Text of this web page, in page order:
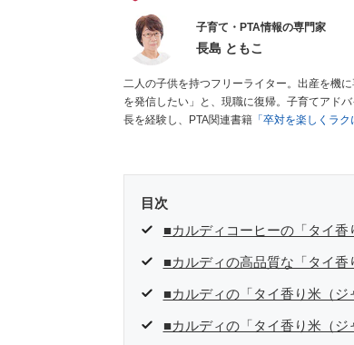
子育て・PTA情報の専門家
長島 ともこ
二人の子供を持つフリーライター。出産を機
を発信したい」と、現職に復帰。子育てアド
長を経験し、PTA関連書籍「卒対を楽しくラク
目次
■カルディコーヒーの「タイ香
■カルディの高品質な「タイ
■カルディの「タイ香り米（
■カルディの「タイ香り米（